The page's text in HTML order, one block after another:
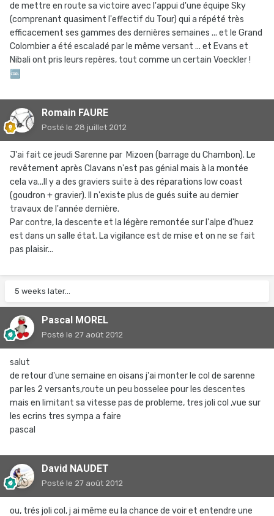
de mettre en route sa victoire avec l'appui d'une équipe Sky
(comprenant quasiment l'effectif du Tour) qui a répété très
efficacement ses gammes des dernières semaines ... et le Grand
Colombier a été escaladé par le même versant ... et Evans et
Nibali ont pris leurs repères, tout comme un certain Voeckler !
🆒
Romain FAURE
Posté le 28 juillet 2012
J'ai fait ce jeudi Sarenne par Mizoen (barrage du Chambon). Le
revêtement après Clavans n'est pas génial mais à la montée
cela va...Il y a des graviers suite à des réparations low coast
(goudron + gravier). Il n'existe plus de gués suite au dernier
travaux de l'année dernière.
Par contre, la descente et la légère remontée sur l'alpe d'huez
est dans un salle état. La vigilance est de mise et on ne se fait
pas plaisir...
5 weeks later...
Pascal MOREL
Posté le 27 août 2012
salut
de retour d'une semaine en oisans j'ai monter le col de sarenne
par les 2 versants,route un peu bosselee pour les descentes
mais en limitant sa vitesse pas de probleme, tres joli col ,vue sur
les ecrins tres sympa a faire
pascal
David NAUDET
Posté le 27 août 2012
ou, trés joli col, j ai même eu la chance de voir et entendre une